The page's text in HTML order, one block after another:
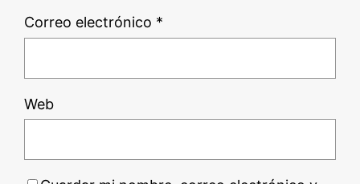
Correo electrónico *
Web